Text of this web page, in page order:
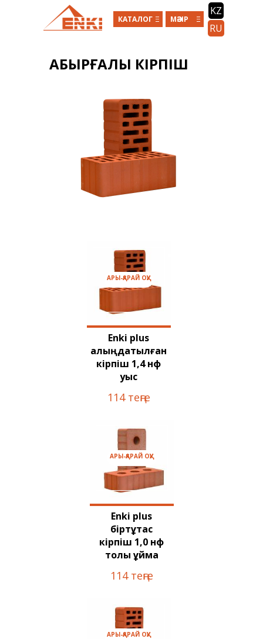
Skip to main content
КАТАЛОГ МӘЗІР
KZ
RU
ҚАБЫРҒАЛЫҚ КІРПІШ
Enki plus
қалыңдатылған
кірпіш 1,4 нф
қуыс
114 теңге
АРЫ-ҚАРАЙ ОҚУ
Enki plus
біртұтас
кірпіш 1,0 нф
толық құйма
114 теңге
АРЫ-ҚАРАЙ ОҚУ
АРЫ-ҚАРАЙ ОҚУ